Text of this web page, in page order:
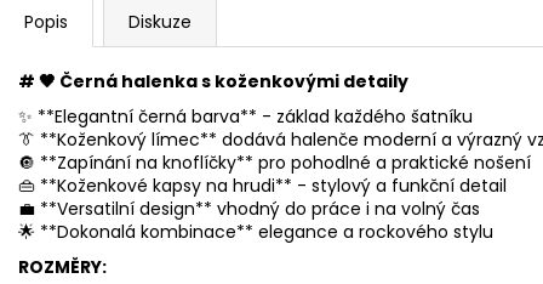
Popis Diskuze
# 🖤 Černá halenka s koženkovými detaily
✨ **Elegantní černá barva** - základ každého šatníku
👔 **Koženkový límec** dodává halenče moderní a výrazný
🔘 **Zapínání na knoflíčky** pro pohodlné a praktické nošení
👜 **Koženkové kapsy na hrudi** - stylový a funkční detail
💼 **Versatilní design** vhodný do práce i na volný čas
🌟 **Dokonalá kombinace** elegance a rockového stylu
ROZMĚRY: